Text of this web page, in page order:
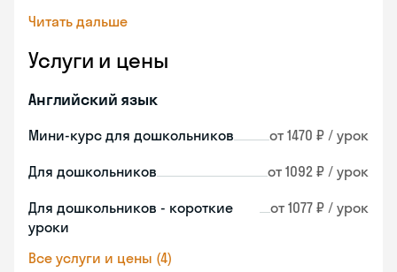
Читать дальше
Услуги и цены
Английский язык
Мини-курс для дошкольников от 1470 ₽ / урок
Для дошкольников от 1092 ₽ / урок
Для дошкольников - короткие
уроки
от 1077 ₽ / урок
Все услуги и цены (4)